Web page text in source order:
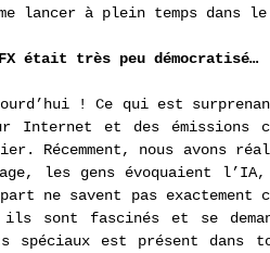
lancer à plein temps dans le
était très peu démocratisé…
! Ce qui est
Internet et des émissions
Récemment, nous avons
les gens évoquaient
ne savent pas exactement
sont fascinés et se
spéciaux est présent dans